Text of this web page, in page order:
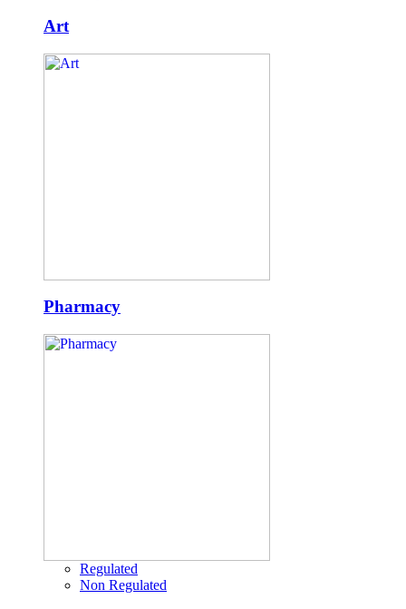
Art
Pharmacy
Regulated
Non Regulated